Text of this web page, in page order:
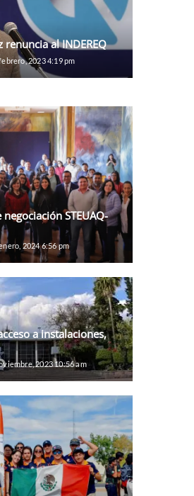
renuncia al INDEREQ
2023 4:19 pm
STEUAQ-
2024 6:56 pm
a instalaciones,
2023 10:56 am